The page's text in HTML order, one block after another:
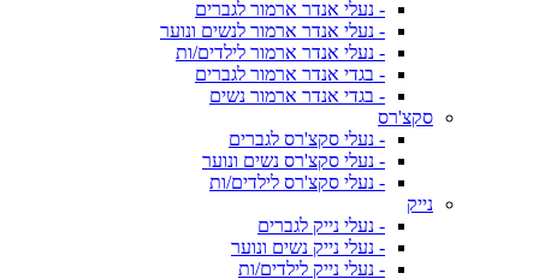
- נעלי אנדר ארמור לגברים
- נעלי אנדר ארמור לנשים ונוער
- נעלי אנדר ארמור לילדים/ות
- בגדי אנדר ארמור לגברים
- בגדי אנדר ארמור נשים
סקצ'רס
- נעלי סקצ'רס לגברים
- נעלי סקצ'רס נשים ונוער
- נעלי סקצ'רס לילדים/ות
נייק
- נעלי נייק לגברים
- נעלי נייק נשים ונוער
- נעלי נייק לילדים/ות